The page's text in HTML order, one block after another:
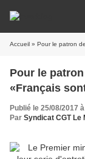
Accueil » Pour le patron
Pour le
«Français
Publié le 25/08/2017
Par Syndicat CGT Le